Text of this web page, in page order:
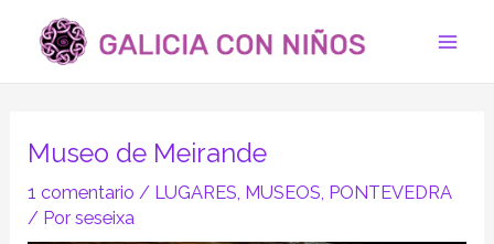
Museo de Meirande
1 comentario / LUGARES, MUSEOS, PONTEVEDRA
/ Porseseixa
Navegación